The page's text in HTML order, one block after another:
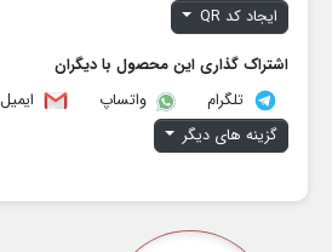
ایجاد کد QR
اشتراک گذاری این محصول با دیگران
تلگرام
واتساپ ایمیل
گزینه های دیگر